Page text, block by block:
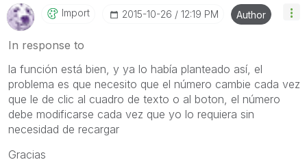
Import ‎2015-10-26 12:19 PM Author
In response to
la función está bien, y ya lo había planteado así, el
problema es que necesito que el número cambie cada vez
que le de clic al cuadro de texto o al boton, el número
debe modificarse cada vez que yo lo requiera sin
necesidad de recargar
Gracias